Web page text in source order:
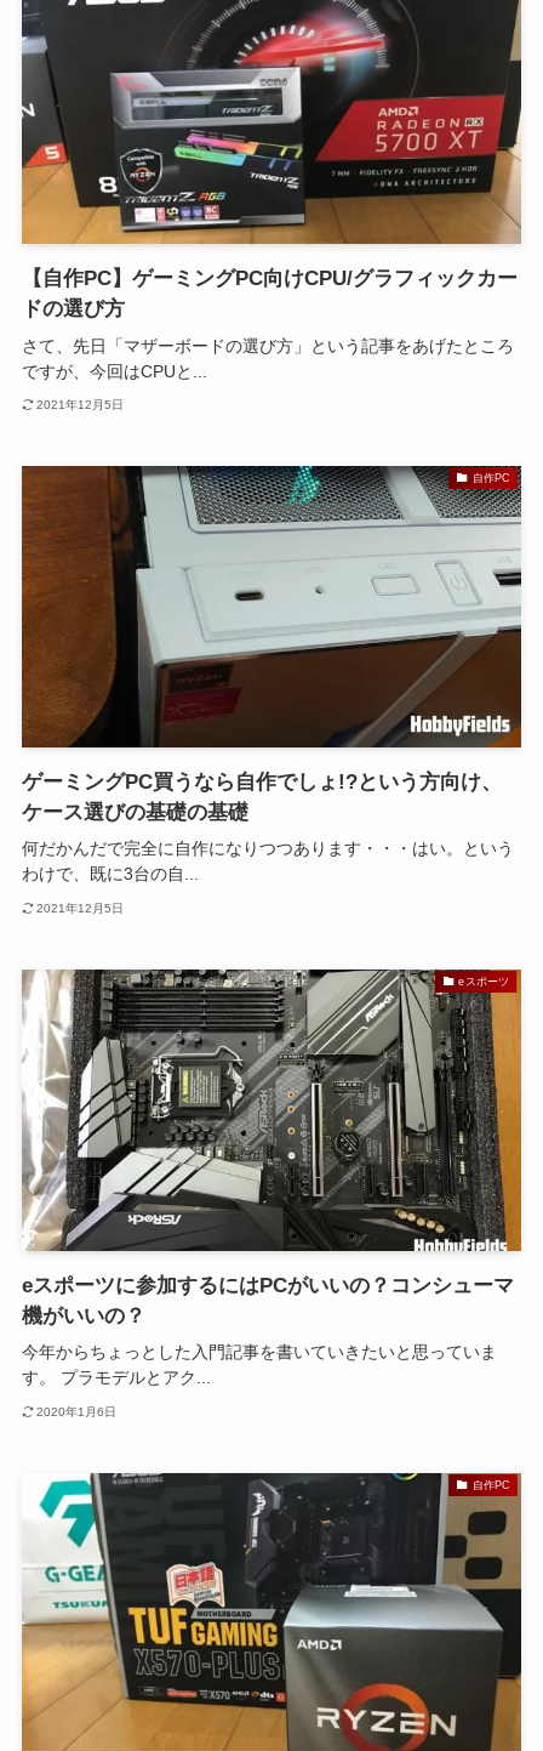
【自作PC】ゲーミングPC向けCPU/グラフィックカー
ドの選び方
さて、先日「マザーボードの選び方」という記事をあげたところ
ですが、今回はCPUと...
2021年12月5日
自作PC
ゲーミングPC買うなら自作でしょ!?という方向け、
ケース選びの基礎の基礎
何だかんだで完全に自作になりつつあります・・・はい。という
わけで、既に3台の自...
2021年12月5日
eスポーツ
eスポーツに参加するにはPCがいいの？コンシューマ
機がいいの？
今年からちょっとした入門記事を書いていきたいと思っていま
す。 プラモデルとアク...
2020年1月6日
自作PC